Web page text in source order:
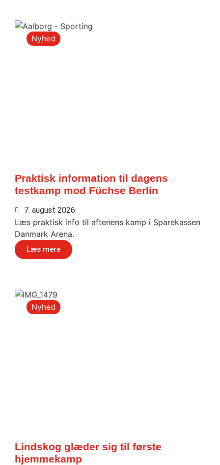
Nyhed
Praktisk information til dagens
testkamp mod Füchse Berlin
7. august 2026
Læs praktisk info til aftenens kamp i Sparekassen
Danmark Arena.
Læs mere
Nyhed
Lindskog glæder sig til første
hjemmekamp